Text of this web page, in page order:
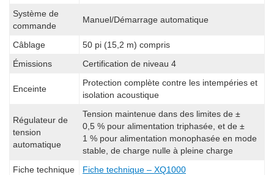
Système de
commande
Manuel/Démarrage automatique
Câblage
50 pi (15,2 m) compris
Émissions
Certification de niveau 4
Enceinte
Protection complète contre les intempéries et
isolation acoustique
Régulateur de
tension
automatique
Tension maintenue dans des limites de ±
0,5 % pour alimentation triphasée, et de ±
1 % pour alimentation monophasée en mode
stable, de charge nulle à pleine charge
Fiche technique
Fiche technique – XQ1000